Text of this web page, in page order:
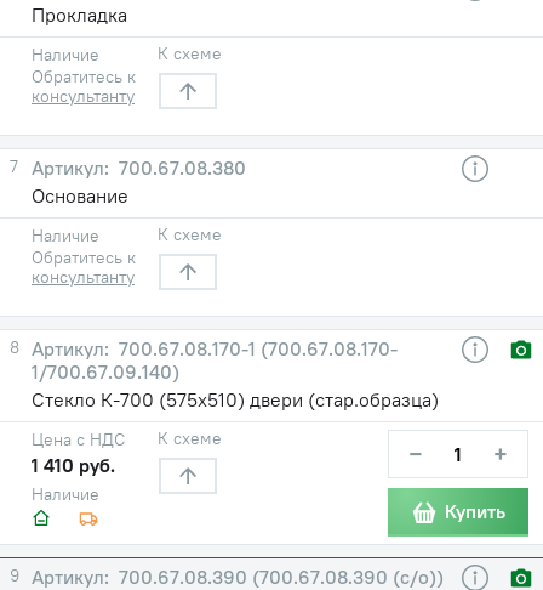
Прокладка
Наличие
Обратитесь к
консультанту
К схеме
7
700.67.08.380
Основание
Наличие
Обратитесь к
консультанту
К схеме
8
700.67.08.170-1 (700.67.08.170-
1/700.67.09.140)
Стекло К-700 (575х510) двери (стар.образца)
Наличие
Цена с НДС
1 410 руб.
К схеме − +
Купить
9
700.67.08.390 (700.67.08.390 (с/о))